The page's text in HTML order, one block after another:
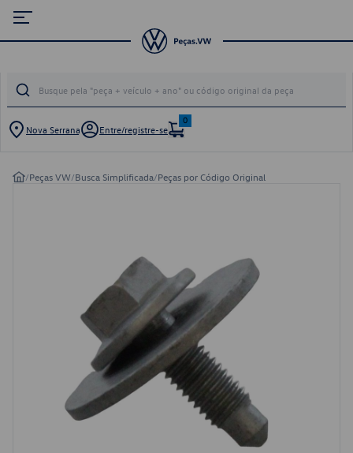
Nova Serrana Entre/registre-se
0
/Peças VW/Busca Simplificada/Peças por Código Original